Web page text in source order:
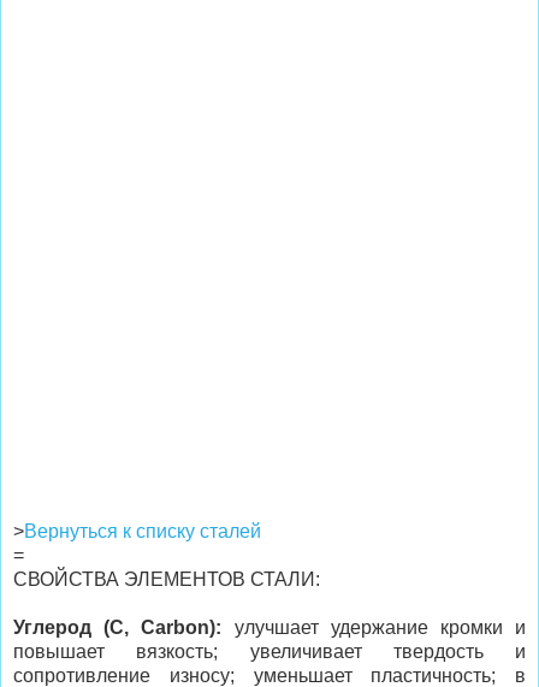
>Вернуться к списку сталей
=
СВОЙСТВА ЭЛЕМЕНТОВ СТАЛИ:
Углерод (C, Carbon): улучшает удержание кромки и
повышает вязкость; увеличивает твердость и
сопротивление износу; уменьшает пластичность; в